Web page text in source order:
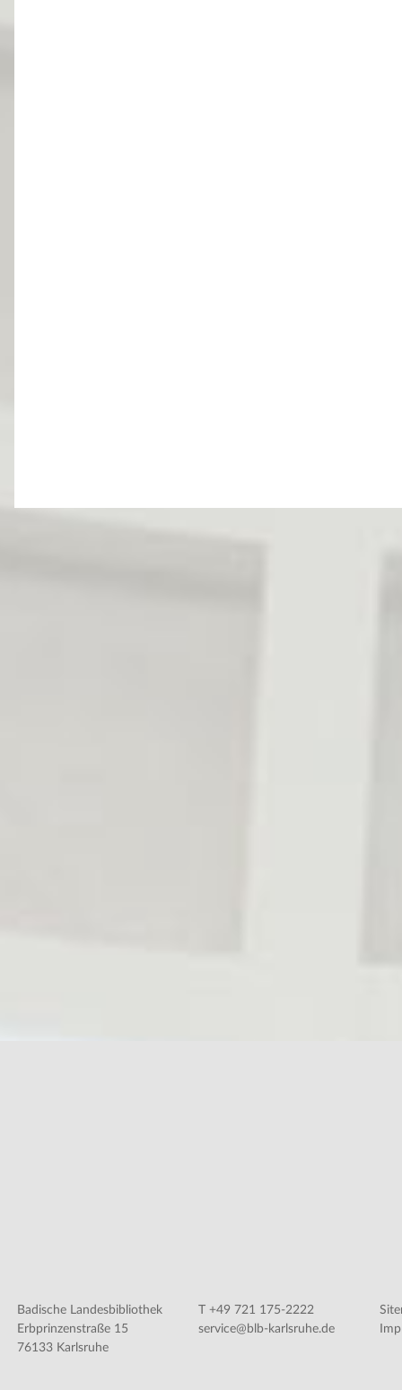
Badische Landesbibliothek
Erbprinzenstraße 15
76133 Karlsruhe
T +49 721 175-2222
service@blb-karlsruhe.de